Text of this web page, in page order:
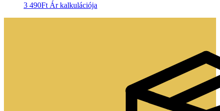
3 490Ft Ár kalkulációja